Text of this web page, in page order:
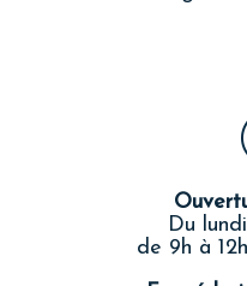
Du
de 9h à